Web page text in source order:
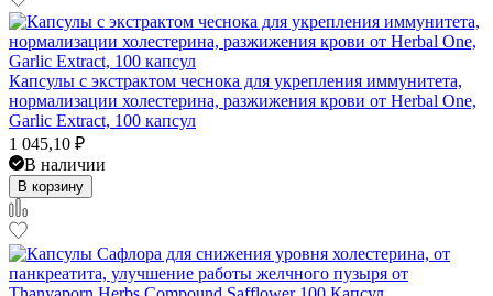
Капсулы с экстрактом чеснока для укрепления иммунитета,
нормализации холестерина, разжижения крови от Herbal One,
Garlic Extract, 100 капсул
1 045,10 ₽
В наличии
В корзину